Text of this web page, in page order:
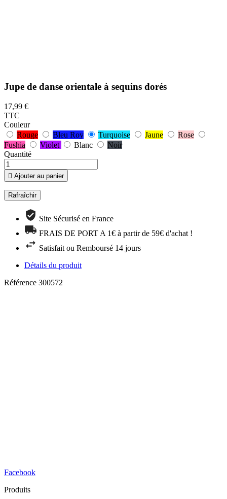
Jupe de danse orientale à sequins dorés
17,99 €
TTC
Couleur
Rouge
Bleu Roy Turquoise Jaune
Rose
Fushia
Violet Blanc
Noir
Quantité
 Ajouter au panier
Site Sécurisé en France
FRAIS DE PORT A 1€ à partir de 59€ d'achat !
Satisfait ou Remboursé 14 jours
Détails du produit
Référence 300572
Facebook
Produits